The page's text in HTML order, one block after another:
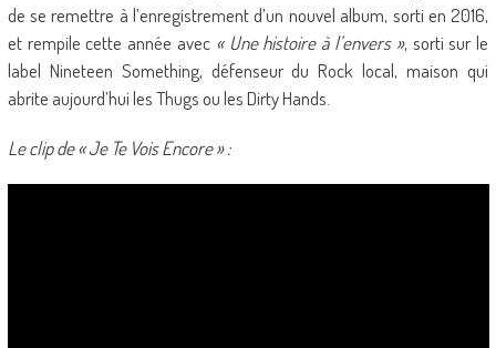
de se remettre à l’enregistrement d’un nouvel album, sorti en 2016,
et rempile cette année avec « Une histoire à l’envers », sorti sur le
label Nineteen Something, défenseur du Rock local, maison qui
abrite aujourd’hui les Thugs ou les Dirty Hands.
Le clip de « Je Te Vois Encore » :